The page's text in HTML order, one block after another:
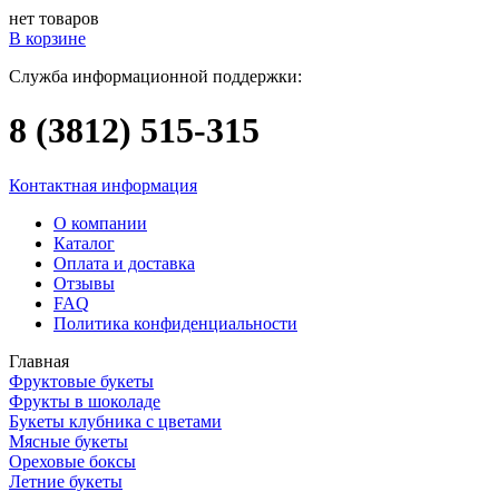
нет товаров
В корзине
Служба информационной поддержки:
8 (3812) 515-315
Контактная информация
О компании
Каталог
Оплата и доставка
Отзывы
FAQ
Политика конфиденциальности
Главная
Фруктовые букеты
Фрукты в шоколаде
Букеты клубника с цветами
Мясные букеты
Ореховые боксы
Летние букеты